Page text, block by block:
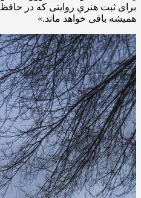
برای ثبت هنریِ روایتی که در
همیشه باقی خواهد ماند.»